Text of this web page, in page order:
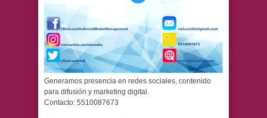
Generamos presencia en redes sociales, contenido
para difusión y marketing digital.
Contacto: 5510087673